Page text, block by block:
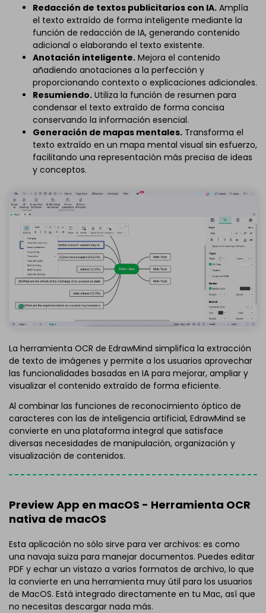
Redacción de textos publicitarios con IA. Amplía
el texto extraído de forma inteligente mediante la
función de redacción de IA, generando contenido
adicional o elaborando el texto existente.
Anotación inteligente. Mejora el contenido
añadiendo anotaciones a la perfección y
proporcionando contexto o explicaciones adicionales.
Resumiendo. Utiliza la función de resumen para
condensar el texto extraído de forma concisa
conservando la información esencial.
Generación de mapas mentales. Transforma el
texto extraído en un mapa mental visual sin esfuerzo,
facilitando una representación más precisa de ideas
y conceptos.
La herramienta OCR de EdrawMind simplifica la extracción
de texto de imágenes y permite a los usuarios aprovechar
las funcionalidades basadas en IA para mejorar, ampliar y
visualizar el contenido extraído de forma eficiente.
Al combinar las funciones de reconocimiento óptico de
caracteres con las de inteligencia artificial, EdrawMind se
convierte en una plataforma integral que satisface
diversas necesidades de manipulación, organización y
visualización de contenidos.
Preview App en macOS - Herramienta OCR
nativa de macOS
Esta aplicación no sólo sirve para ver archivos: es como
una navaja suiza para manejar documentos. Puedes editar
PDF y echar un vistazo a varios formatos de archivo, lo que
la convierte en una herramienta muy útil para los usuarios
de MacOS. Está integrado directamente en tu Mac, así que
no necesitas descargar nada más.